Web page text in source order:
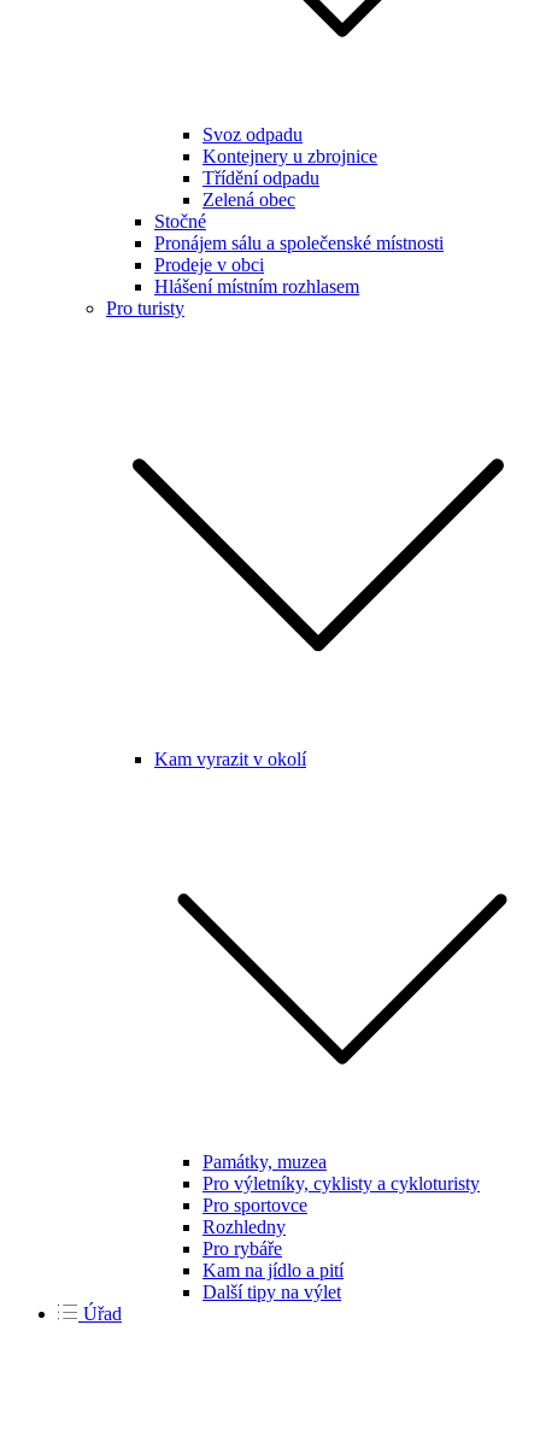
Svoz odpadu
Kontejnery u zbrojnice
Třídění odpadu
Zelená obec
Stočné
Pronájem sálu a společenské místnosti
Prodeje v obci
Hlášení místním rozhlasem
Pro turisty
Kam vyrazit v okolí
Památky, muzea
Pro výletníky, cyklisty a cykloturisty
Pro sportovce
Rozhledny
Pro rybáře
Kam na jídlo a pití
Další tipy na výlet
Úřad